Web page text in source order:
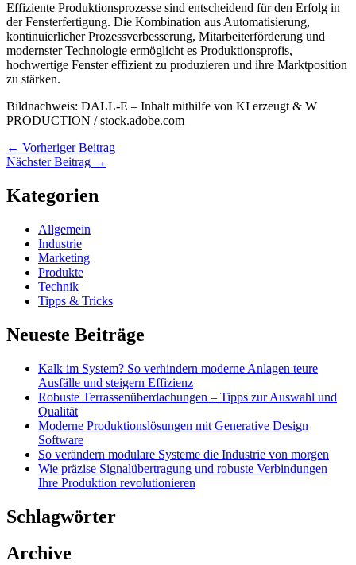
Effiziente Produktionsprozesse sind entscheidend für den Erfolg in
der Fensterfertigung. Die Kombination aus Automatisierung,
kontinuierlicher Prozessverbesserung, Mitarbeiterförderung und
modernster Technologie ermöglicht es Produktionsprofis,
hochwertige Fenster effizient zu produzieren und ihre Marktposition
zu stärken.
Bildnachweis: DALL-E – Inhalt mithilfe von KI erzeugt & W
PRODUCTION / stock.adobe.com
← Vorheriger Beitrag
Nächster Beitrag →
Kategorien
Allgemein
Industrie
Marketing
Produkte
Technik
Tipps & Tricks
Neueste Beiträge
Kalk im System? So verhindern moderne Anlagen teure
Ausfälle und steigern Effizienz
Robuste Terrassenüberdachungen – Tipps zur Auswahl und
Qualität
Moderne Produktionslösungen mit Generative Design
Software
So verändern modulare Systeme die Industrie von morgen
Wie präzise Signalübertragung und robuste Verbindungen
Ihre Produktion revolutionieren
Schlagwörter
Archive